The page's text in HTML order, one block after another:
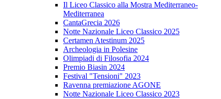
Il Liceo Classico alla Mostra Mediterraneo-
Mediterranea
CantaGrecia 2026
Notte Nazionale Liceo Classico 2025
Certamen Atestinum 2025
Archeologia in Polesine
Olimpiadi di Filosofia 2024
Premio Biasin 2024
Festival "Tensioni" 2023
Ravenna premiazione AGONE
Notte Nazionale Liceo Classico 2023